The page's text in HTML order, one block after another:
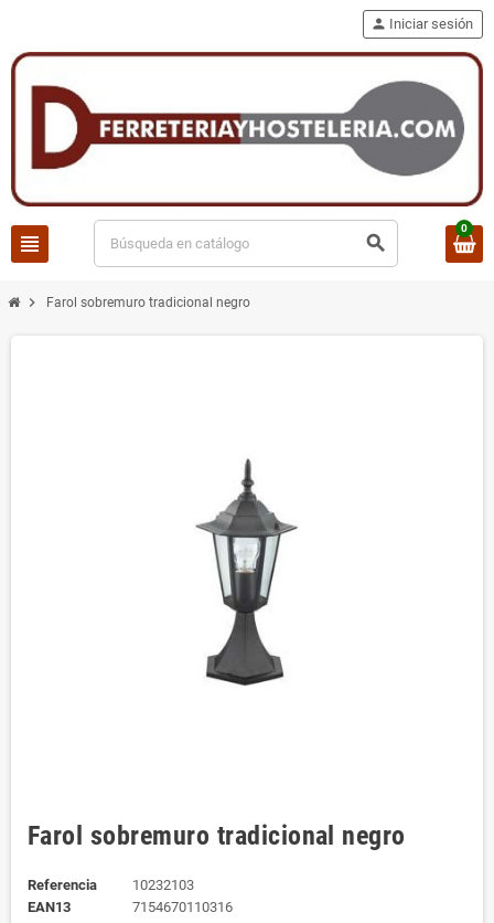
view_headline search
person Iniciar sesión
0
chevron_right Farol sobremuro tradicional negro
Farol sobremuro tradicional negro
Referencia
10232103
EAN13
7154670110316